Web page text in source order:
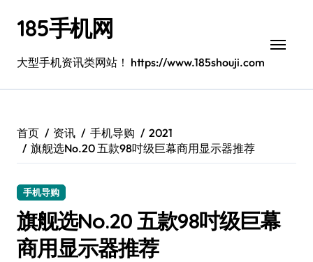
185手机网
大型手机资讯类网站！ https://www.185shouji.com
首页 资讯 手机导购
2021
旗舰选No.20 五款98吋级巨幕商用显示器推荐
手机导购
旗舰选No.20 五款98吋级巨幕
商用显示器推荐